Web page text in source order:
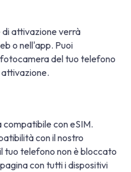
di attivazione verrà
o nell'app. Puoi
del tuo telefono
attivazione.
con eSIM.
con il nostro
tuo telefono non è bloccato
con tutti i dispositivi